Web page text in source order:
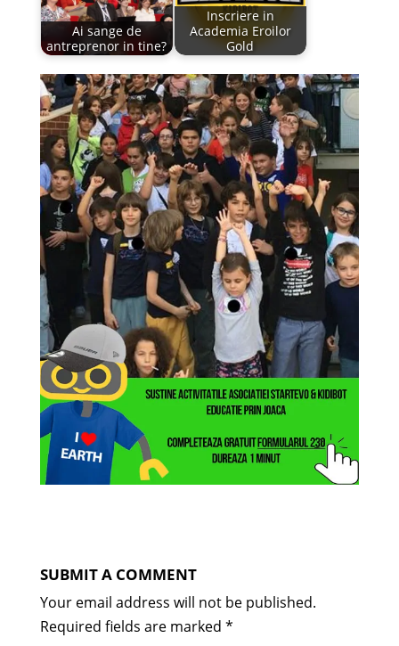
Ai sange de
antreprenor in tine?
Inscriere in
Academia Eroilor
Gold
SUBMIT A COMMENT
Your email address will not be published.
Required fields are marked *